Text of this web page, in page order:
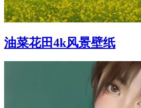
油菜花田4k风景壁纸